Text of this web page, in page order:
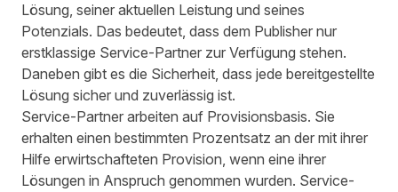
Lösung, seiner aktuellen Leistung und seines
Potenzials. Das bedeutet, dass dem Publisher nur
erstklassige Service-Partner zur Verfügung stehen.
Daneben gibt es die Sicherheit, dass jede bereitgestellte
Lösung sicher und zuverlässig ist.
Service-Partner arbeiten auf Provisionsbasis. Sie
erhalten einen bestimmten Prozentsatz an der mit ihrer
Hilfe erwirtschafteten Provision, wenn eine ihrer
Lösungen in Anspruch genommen wurden. Service-